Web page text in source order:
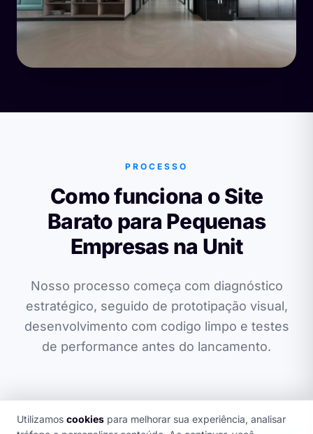
PROCESSO
Como funciona o Site
Barato para Pequenas
Empresas na Unit
Nosso processo começa com diagnóstico
estratégico, seguido de prototipação visual,
desenvolvimento com codigo limpo e testes
de performance antes do lancamento.
Utilizamos cookies para melhorar sua experiência, analisar